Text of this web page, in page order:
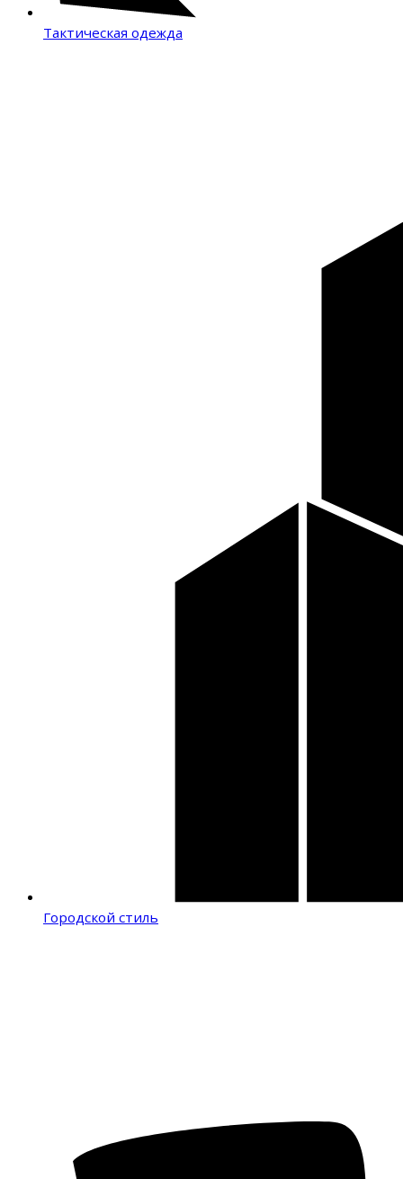
Тактическая одежда
Городской стиль